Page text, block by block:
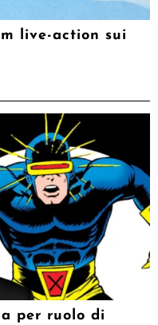
live-action sui
per ruolo di